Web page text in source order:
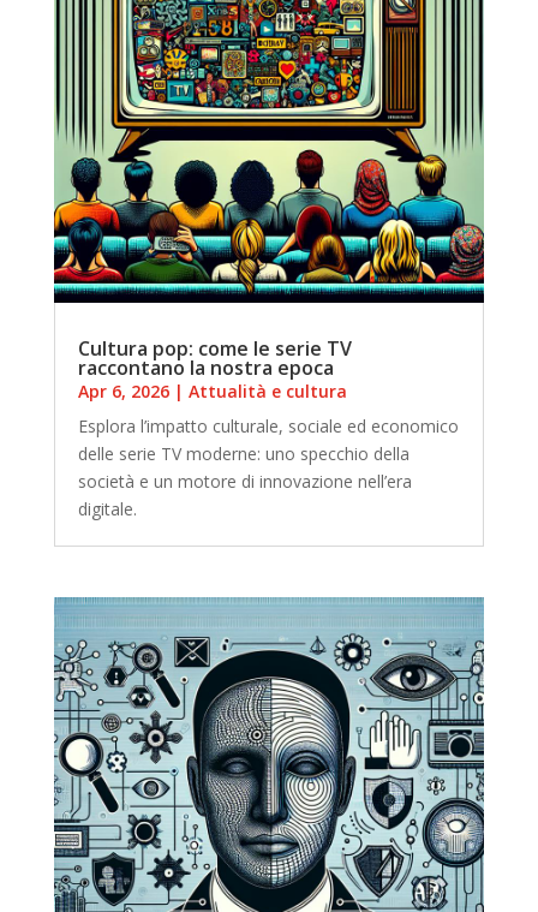
Cultura pop: come le serie TV
raccontano la nostra epoca
Apr 6, 2026| Attualità e cultura
Esplora l’impatto culturale, sociale ed economico
delle serie TV moderne: uno specchio della
società e un motore di innovazione nell’era
digitale.